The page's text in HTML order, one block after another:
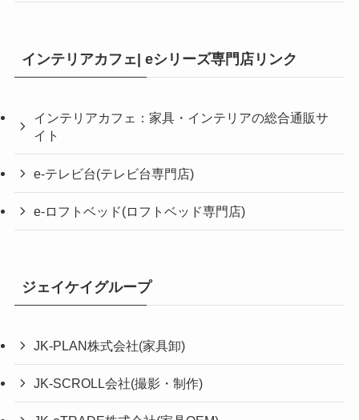
インテリアカフェ| eシリーズ専門店リンク
インテリアカフェ：家具・インテリアの総合通販サ
イト
e-テレビ台(テレビ台専門店)
e-ロフトベッド(ロフトベッド専門店)
ジェイケイグループ
JK-PLAN株式会社(家具卸)
JK-SCROLL会社(撮影・制作)